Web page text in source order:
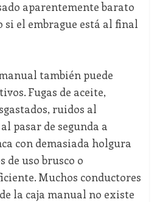
aparentemente barato
si el embrague está al final
también puede
Fugas de aceite,
ruidos al
pasar de segunda a
con demasiada holgura
de uso brusco o
Muchos conductores
la caja manual no existe